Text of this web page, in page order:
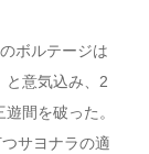
ボルテージは
と意気込み、2
間を破った。
サヨナラの適